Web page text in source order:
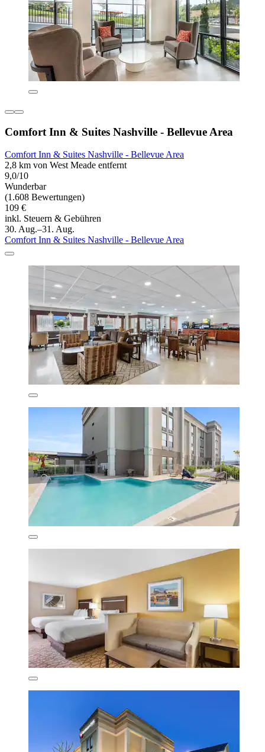
Comfort Inn & Suites Nashville - Bellevue Area
Comfort Inn & Suites Nashville - Bellevue Area
2,8 km von West Meade entfernt
9,0/10
Wunderbar
(1.608 Bewertungen)
109 €
inkl. Steuern & Gebühren
30. Aug.–31. Aug.
Comfort Inn & Suites Nashville - Bellevue Area